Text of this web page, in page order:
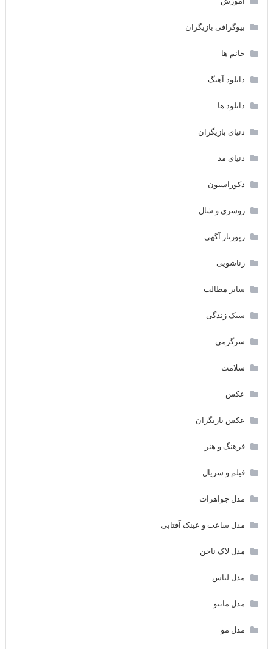
بیوگرافی بازیگران
خانم ها
دانلود آهنگ
دانلود ها
دنیای بازیگران
دنیای مد
دکوراسیون
روسری و شال
رپورتاژ آگهی
زناشویی
سایر مطالب
سبک زندگی
سرگرمی
سلامت
عکس
عکس بازیگران
فرهنگ و هنر
فیلم و سریال
مدل جواهرات
مدل ساعت و عینک آفتابی
مدل لاک ناخن
مدل لباس
مدل مانتو
مدل مو